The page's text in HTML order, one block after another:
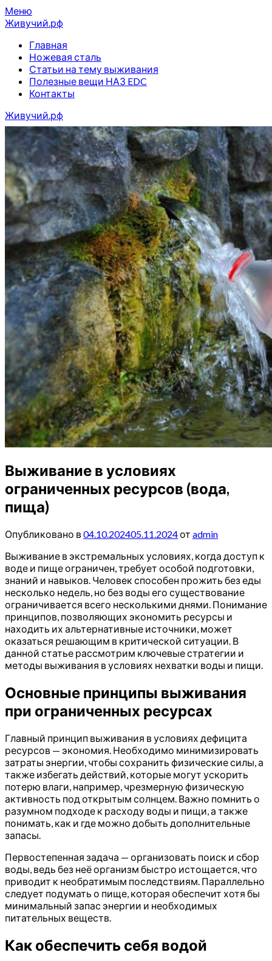
Перейти
к
Меню
Живучий.рф
Главная
Ножевая сталь
Статьи на тему выживания
Полезные вещи НАЗ EDC
Контакты
Живучий.рф
Выживание в условиях
ограниченных ресурсов (вода,
пища)
Опубликовано в04.10.202405.11.2024от admin
Выживание в экстремальных условиях, когда доступ к
воде и пище ограничен, требует особой подготовки,
знаний и навыков. Человек способен прожить без еды
несколько недель, но без воды его существование
ограничивается всего несколькими днями. Понимание
принципов, позволяющих экономить ресурсы и
находить их альтернативные источники, может
оказаться решающим в критической ситуации. В
данной статье рассмотрим ключевые стратегии и
методы выживания в условиях нехватки воды и пищи.
Основные принципы выживания
при ограниченных ресурсах
Главный принцип выживания в условиях дефицита
ресурсов — экономия. Необходимо минимизировать
затраты энергии, чтобы сохранить физические силы, а
также избегать действий, которые могут ускорить
потерю влаги, например, чрезмерную физическую
активность под открытым солнцем. Важно помнить о
разумном подходе к расходу воды и пищи, а также
понимать, как и где можно добыть дополнительные
запасы.
Первостепенная задача — организовать поиск и сбор
воды, ведь без неё организм быстро истощается, что
приводит к необратимым последствиям. Параллельно
следует подумать о пище, которая обеспечит хотя бы
минимальный запас энергии и необходимых
питательных веществ.
Как обеспечить себя водой